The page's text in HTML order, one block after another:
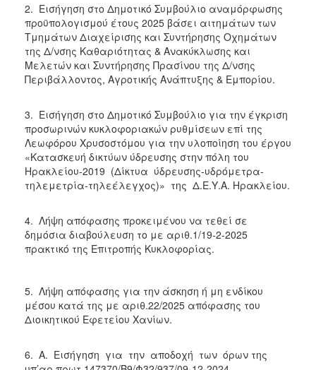
ΤΟΠΟΣ
ΑΝΘΕΚΤΙΚΗ
ΠΟΛΗ
2. Εισήγηση στο Δημοτικό Συμβούλιο αναμόρφωσης
προϋπολογισμού έτους 2025 βάσει αιτημάτων των
Τμημάτων Διαχείρισης και Συντήρησης Οχημάτων
της Δ/νσης Καθαριότητας & Ανακύκλωσης και
Μελετών και Συντήρησης Πρασίνου της Δ/νσης
Περιβάλλοντος, Αγροτικής Ανάπτυξης & Εμπορίου.
3. Εισήγηση στο Δημοτικό Συμβούλιο για την έγκριση
προσωρινών κυκλοφοριακών ρυθμίσεων επί της
Λεωφόρου Χρυσοστόμου για την υλοποίηση του έργου
«Κατασκευή δικτύων ύδρευσης στην πόλη του
Ηρακλείου-2019 (Δίκτυα ύδρευσης-υδρόμετρα-
τηλεμετρία-τηλεέλεγχος)» της Δ.Ε.Υ.Α. Ηρακλείου.
4. Λήψη απόφασης προκειμένου να τεθεί σε
δημόσια διαβούλευση το με αριθ.1/19-2-2025
πρακτικό της Επιτροπής Κυκλοφορίας.
5. Λήψη απόφασης για την άσκηση ή μη ενδίκου
μέσου κατά της με αριθ.22/2025 απόφασης του
Διοικητικού Εφετείου Χανίων.
6. Α. Εισήγηση για την αποδοχή των όρων της